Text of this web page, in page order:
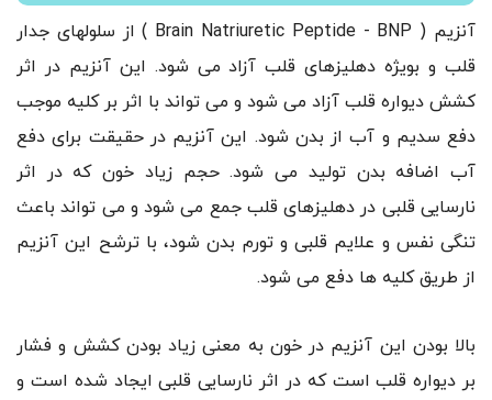
آنزیم ( Brain Natriuretic Peptide - BNP ) از سلولهای جدار
قلب و بویژه دهلیزهای قلب آزاد می شود. این آنزیم در اثر
کشش دیواره قلب آزاد می شود و می تواند با اثر بر کلیه موجب
دفع سدیم و آب از بدن شود. این آنزیم در حقیقت برای دفع
آب اضافه بدن تولید می شود. حجم زیاد خون که در اثر
نارسایی قلبی در دهلیزهای قلب جمع می شود و می تواند باعث
تنگی نفس و علایم قلبی و تورم بدن شود، با ترشح این آنزیم
از طریق کلیه ها دفع می شود.
بالا بودن این آنزیم در خون به معنی زیاد بودن کشش و فشار
بر دیواره قلب است که در اثر نارسایی قلبی ایجاد شده است و